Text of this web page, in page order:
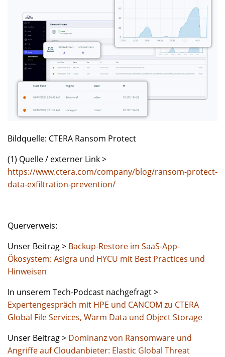
Bildquelle: CTERA Ransom Protect
(1) Quelle / externer Link >
https://www.ctera.com/company/blog/ransom-protect-
data-exfiltration-prevention/
Querverweis:
Unser Beitrag > Backup-Restore im SaaS-App-
Ökosystem: Asigra und HYCU mit Best Practices und
Hinweisen
In unserem Tech-Podcast nachgefragt >
Expertengespräch mit HPE und CANCOM zu CTERA
Global File Services, Warm Data und Object Storage
Unser Beitrag > Dominanz von Ransomware und
Angriffe auf Cloudanbieter: Elastic Global Threat